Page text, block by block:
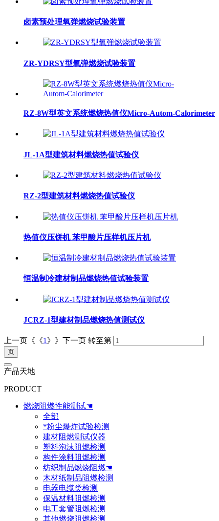
卤素预处理氧弹燃烧试验装置
ZR-YDRSY型氧弹燃烧试验装置
RZ-8W型英文系统燃烧热值仪Micro-Autom-Calorimeter
JL-1A型建筑材料燃烧热值试验仪
RZ-2型建筑材料燃烧热值试验仪
热值仪压饼机 苯甲酸片压样机压片机
恒温制冷建材制品燃烧热值试验装置
JCRZ-1型建材制品燃烧热值测试仪
上一页《《1 》》下一页 转至第
产品天地
PRODUCT
燃烧阻燃性能测试☚
全部
*粉尘爆炸试验检测
建材阻燃测试仪器
塑料泡沫阻燃检测
构件涂料阻燃检测
纺织制品燃烧阻燃☚
木材纸制品阻燃检测
电器电缆类检测
保温材料阻燃检测
电工套管阻燃检测
其他燃烧阻燃检测